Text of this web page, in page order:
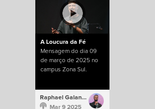
A Loucura da Fé
Mensagem do dia 09
de março de 2025 no
campus Zona Sul.
Raphael Galante
Mar 9 2025